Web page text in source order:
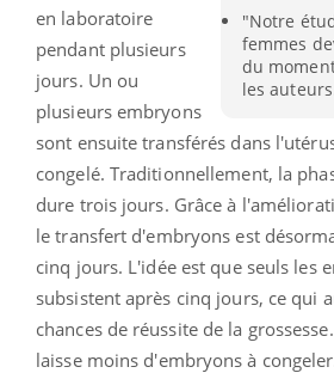
"Notre
femmes
du
les
en laboratoire
pendant plusieurs
jours. Un ou
plusieurs embryons
sont ensuite transférés dans
congelé. Traditionnellement, la
dure trois jours. Grâce à
le transfert d'embryons est
cinq jours. L'idée est que seuls les
subsistent après cinq jours, ce qui
chances de réussite de la
laisse moins d'embryons à